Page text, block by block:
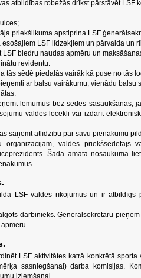
atbildības robežās drīkst pārstāvēt LSF
priekšlikuma apstiprina LSF
LSF līdzekļiem un pārvalda un
biedru naudas apmēru un
revidentu.
tās sēdē piedalās vairāk kā puse no tās
ar balsu vairākumu, vienādu balsu
lēmumus bez sēdes sasaukšanas,
valdes locekļi var izdarīt
saņemt atlīdzību par savu pienākumu
organizācijām, valdes priekšsēdētājs
Šāda amata nosaukuma
LSF valdes rīkojumus un ir atbildīgs
darbinieks. Ģenerālsekretāru
LSF aktivitātes katrā konkrētā
sasniegšanai) darba komisijas.
izlemšanai.